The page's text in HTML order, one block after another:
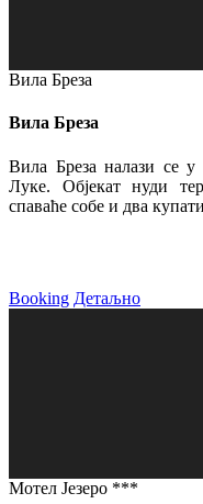
Вила Бреза
Вила Бреза
Вила Бреза налази се
Луке. Објекат нуди
спаваће собе и два
Booking Детаљно
Мотел Језеро ***